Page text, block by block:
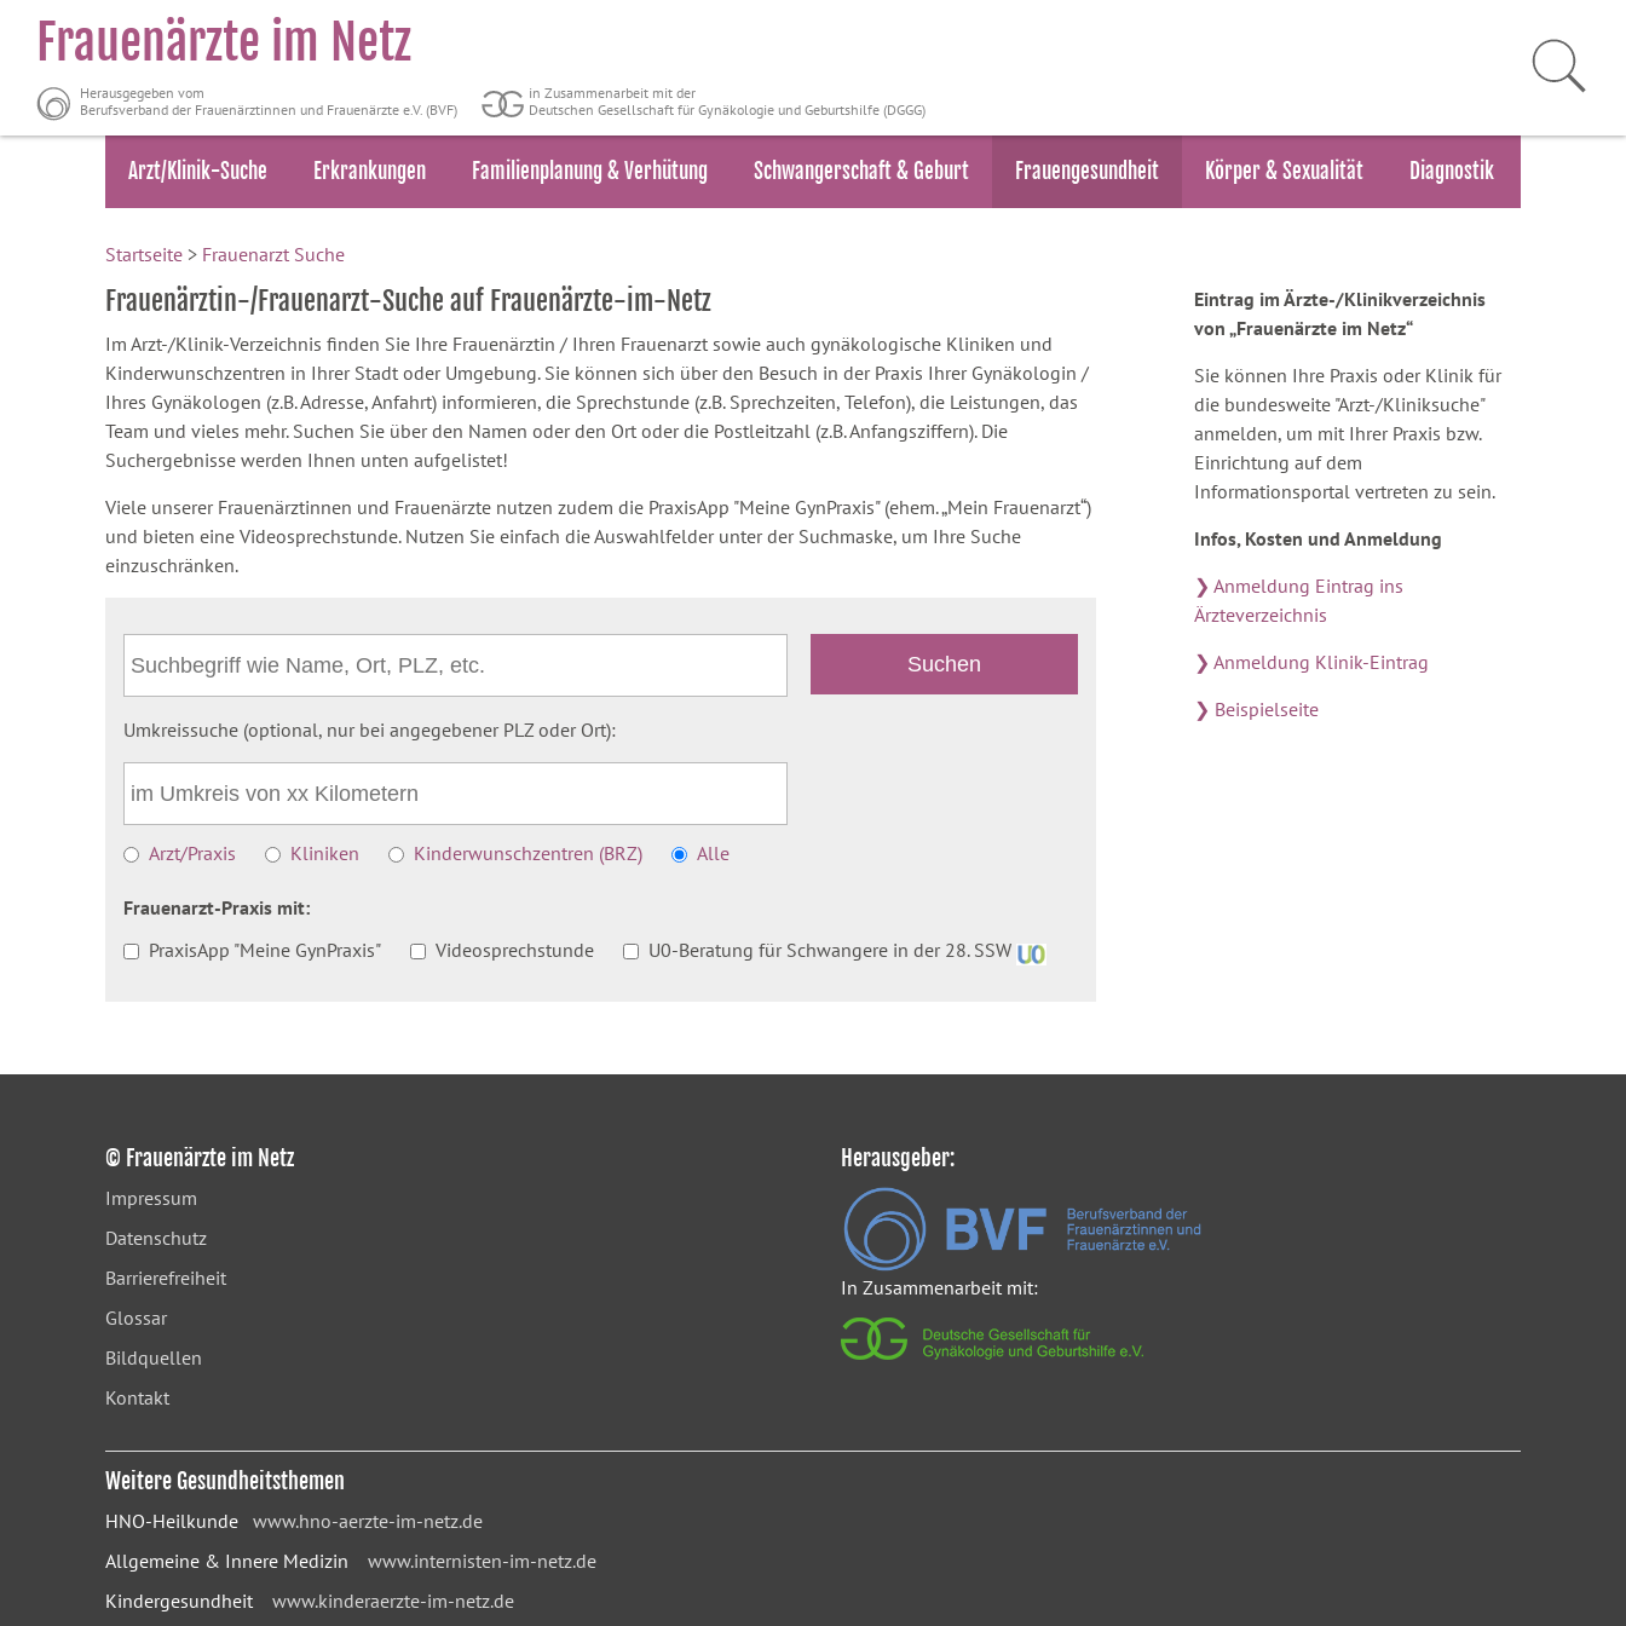
Frauenärzte im Netz
Herausgegeben vom
Berufsverband der Frauenärztinnen und Frauenärzte e.V. (BVF)
in Zusammenarbeit mit der
Deutschen Gesellschaft für Gynäkologie und Geburtshilfe (DGGG)
Arzt/Klinik-Suche Erkrankungen Familienplanung & Verhütung Schwangerschaft & Geburt Frauengesundheit Körper & Sexualität Diagnostik
Startseite > Frauenarzt Suche
Frauenärztin-/Frauenarzt-Suche auf Frauenärzte-im-Netz
Im Arzt-/Klinik-Verzeichnis finden Sie Ihre Frauenärztin / Ihren Frauenarzt sowie auch gynäkologische Kliniken und
Kinderwunschzentren in Ihrer Stadt oder Umgebung. Sie können sich über den Besuch in der Praxis Ihrer Gynäkologin /
Ihres Gynäkologen (z.B. Adresse, Anfahrt) informieren, die Sprechstunde (z.B. Sprechzeiten, Telefon), die Leistungen, das
Team und vieles mehr. Suchen Sie über den Namen oder den Ort oder die Postleitzahl (z.B. Anfangsziffern). Die
Suchergebnisse werden Ihnen unten aufgelistet!
Viele unserer Frauenärztinnen und Frauenärzte nutzen zudem die PraxisApp "Meine GynPraxis" (ehem. „Mein Frauenarzt“)
und bieten eine Videosprechstunde. Nutzen Sie einfach die Auswahlfelder unter der Suchmaske, um Ihre Suche
einzuschränken.
Umkreissuche (optional, nur bei angegebener PLZ oder Ort):
Arzt/Praxis Kliniken Kinderwunschzentren (BRZ) Alle
Frauenarzt-Praxis mit:
PraxisApp "Meine GynPraxis"
Videosprechstunde U0-Beratung für Schwangere in der 28. SSW
Eintrag im Ärzte-/Klinikverzeichnis
von „Frauenärzte im Netz“
Sie können Ihre Praxis oder Klinik für
die bundesweite "Arzt-/Kliniksuche"
anmelden, um mit Ihrer Praxis bzw.
Einrichtung auf dem
Informationsportal vertreten zu sein.
Infos, Kosten und Anmeldung
❯ Anmeldung Eintrag ins
Ärzteverzeichnis
❯ Anmeldung Klinik-Eintrag
❯ Beispielseite
© Frauenärzte im Netz
Impressum
Datenschutz
Barrierefreiheit
Glossar
Bildquellen
Kontakt
Herausgeber:
In Zusammenarbeit mit:
Weitere Gesundheitsthemen
HNO-Heilkunde www.hno-aerzte-im-netz.de
Allgemeine & Innere Medizin www.internisten-im-netz.de
Kindergesundheit www.kinderaerzte-im-netz.de